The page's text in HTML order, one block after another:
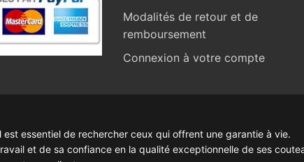
Modalités de retour et de
remboursement
Connexion à votre compte
essentiel de rechercher ceux qui offrent une garantie à vie.
et de sa confiance en la qualité exceptionnelle de ses